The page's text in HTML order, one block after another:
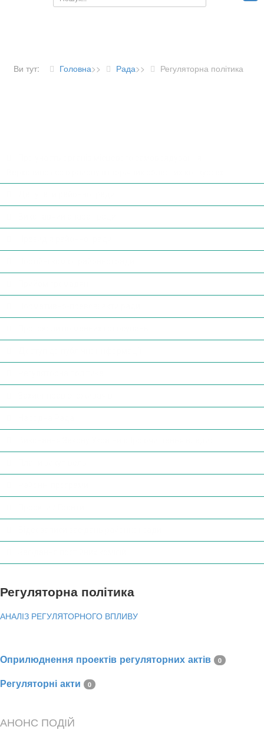
Ви тут: Головна>> Рада>> Регуляторна політика
Регуляторна політика
АНАЛІЗ РЕГУЛЯТОРНОГО ВПЛИВУ
Оприлюднення проектів регуляторних актів 0
Регуляторні акти 0
АНОНС ПОДІЙ